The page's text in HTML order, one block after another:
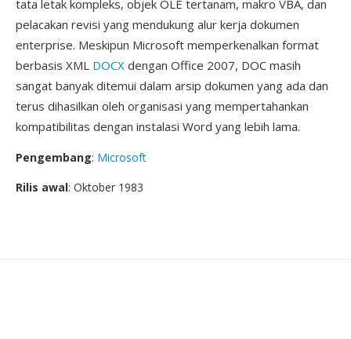
tata letak kompleks, objek OLE tertanam, makro VBA, dan
pelacakan revisi yang mendukung alur kerja dokumen
enterprise. Meskipun Microsoft memperkenalkan format
berbasis XML DOCX dengan Office 2007, DOC masih
sangat banyak ditemui dalam arsip dokumen yang ada dan
terus dihasilkan oleh organisasi yang mempertahankan
kompatibilitas dengan instalasi Word yang lebih lama.
Pengembang: Microsoft
Rilis awal: Oktober 1983